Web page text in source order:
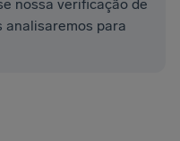
nossa verificação de
analisaremos para